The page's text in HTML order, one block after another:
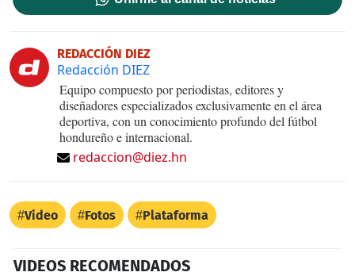
REDACCIÓN DIEZ
Redacción DIEZ
Equipo compuesto por periodistas, editores y
diseñadores especializados exclusivamente en el área
deportiva, con un conocimiento profundo del fútbol
hondureño e internacional.
redaccion@diez.hn
Video Fotos Plataforma
VIDEOS RECOMENDADOS